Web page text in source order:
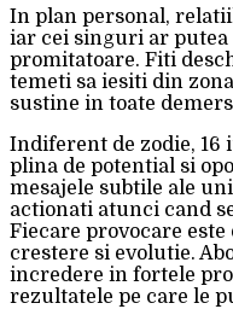
In plan personal,
iar cei singuri ar
promitatoare. Fiti
temeti sa iesiti din
sustine in toate
Indiferent de zodie, 16
plina de potential si
mesajele subtile ale
actionati atunci cand
Fiecare provocare este
crestere si evolutie.
incredere in fortele
rezultatele pe care le